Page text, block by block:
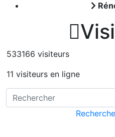

533166 visiteurs
11 visiteurs en ligne